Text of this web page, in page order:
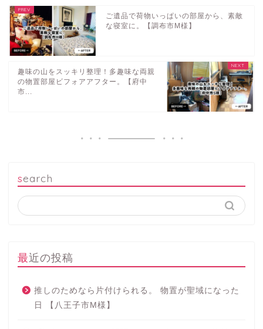
ご遺品で荷物いっぱいの部屋から、素敵
な寝室に。【調布市M様】
趣味の山をスッキリ整理！多趣味な両親
の物置部屋ビフォアアフター。【府中
市...
search
最近の投稿
推しのためなら片付けられる。 物置が聖域になった
日 【八王子市M様】